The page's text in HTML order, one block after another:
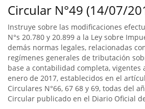
Circular N°49 (14/07/
Instruye sobre las modificaciones
N°s 20.780 y 20.899 a la Ley sobre
demás normas legales, relacionadas
regímenes generales de tributación
base a contabilidad completa, vigentes
enero de 2017, establecidos en el
Circulares N°66, 67 68 y 69, todas del
Circular publicado en el Diario Oficial